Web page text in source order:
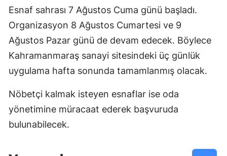
Esnaf sahrası 7 Ağustos Cuma günü başladı.
Organizasyon 8 Ağustos Cumartesi ve 9
Ağustos Pazar günü de devam edecek. Böylece
Kahramanmaraş sanayi sitesindeki üç günlük
uygulama hafta sonunda tamamlanmış olacak.
Nöbetçi kalmak isteyen esnaflar ise oda
yönetimine müracaat ederek başvuruda
bulunabilecek.